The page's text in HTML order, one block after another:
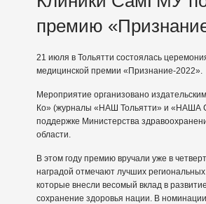
премию
21 июля в Тольятти состоялась
медицинской премии «Признание-2022».
Мероприятие организовано
Ко» (журналы «НАШ Тольятти» и «НАША
поддержке Министерства
области.
В этом году премию вручали уже в
наградой отмечают лучших региональных
которые внесли весомый вклад в
сохранение здоровья нации. В